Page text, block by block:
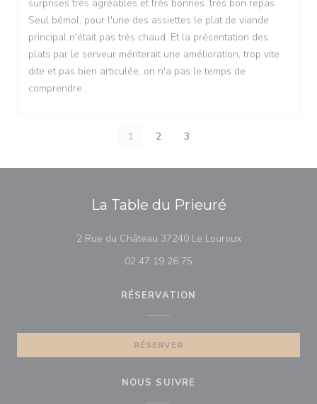
surprises très agréables et très bonnes. très bon repas.
Seul bémol, pour l'une des assiettes le plat de viande
principal n'était pas très chaud. Et la présentation des
plats par le serveur mériterait une amélioration, trop vite
dite et pas bien articulée, on n'a pas le temps de
comprendre.
1 2 3
La Table du Prieuré
2 Rue du Château 37240 Le Louroux((ouvre une
02 47 19 26 75
RÉSERVATION
RÉSERVER
NOUS SUIVRE